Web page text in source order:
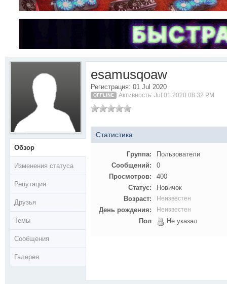
Обзор
Изменения статуса
Репутация
Друзья
Темы
Сообщения
Галерея
esamusqoaw
Регистрация: 01 Jul 2020
OFFLINE Активность: Jul 01 2020 08:32 PM
Статистика
Группа:
Пользователи
Сообщений:
0
Просмотров:
400
Статус:
Новичок
Возраст:
Неизвестен
День рождения: Неизвестен
Пол Не указал